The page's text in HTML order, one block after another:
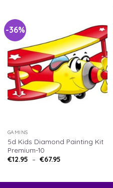
-36%
GAMINS
5d Kids Diamond Painting Kit
Premium-10
€12.95 – €67.95